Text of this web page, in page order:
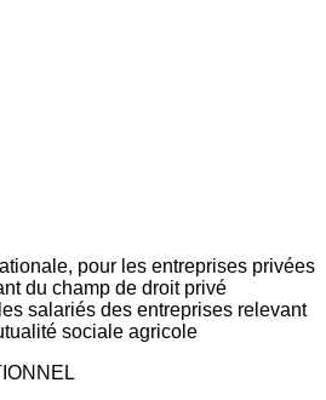
pour les entreprises privées
du champ de droit privé
salariés des entreprises relevant
sociale agricole